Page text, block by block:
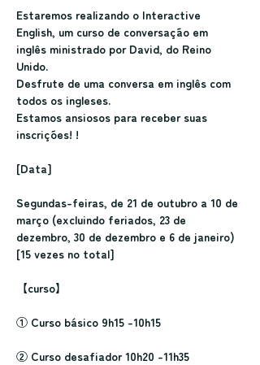
Estaremos realizando o Interactive
English, um curso de conversação em
inglês ministrado por David, do Reino
Unido.
Desfrute de uma conversa em inglês com
todos os ingleses.
Estamos ansiosos para receber suas
inscrições! !
[Data]
Segundas-feiras, de 21 de outubro a 10 de
março (excluindo feriados, 23 de
dezembro, 30 de dezembro e 6 de janeiro)
[15 vezes no total]
【curso】
① Curso básico 9h15 -10h15
② Curso desafiador 10h20 -11h35